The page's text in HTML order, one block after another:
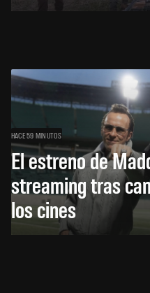
HACE 59 MINUTOS
El estreno de
streaming tras
los cines